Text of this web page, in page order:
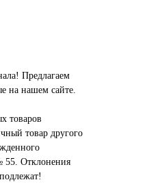
Предлагаем
на нашем сайте.
товаров
товар другого
55. Отклонения